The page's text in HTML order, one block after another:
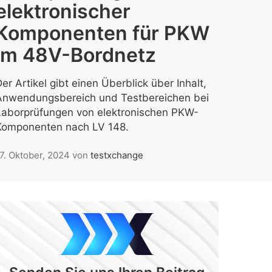
für PKW
48V-Bordnetz
Artikel gibt einen Überblick über Inhalt,
und Testbereichen bei
von elektronischen PKW-
nach LV 148.
Oktober, 2024 von testxchange